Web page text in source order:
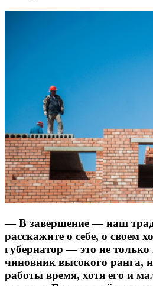
— В завершение — наш
расскажите о себе, о своем
губернатор — это не только
чиновник высокого ранга,
работы время, хотя его и